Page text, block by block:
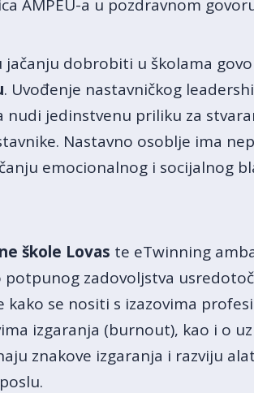
AMPEU-a u pozdravnom
dobrobiti u školama
. Uvođenje nastavničkog
jedinstvenu priliku za
Nastavno osoblje ima
emocionalnog i socijalnog
škole Lovas te eTwinning
zadovoljstva
se nositi s izazovima
izgaranja (burnout), kao i o
znakove izgaranja i razviju